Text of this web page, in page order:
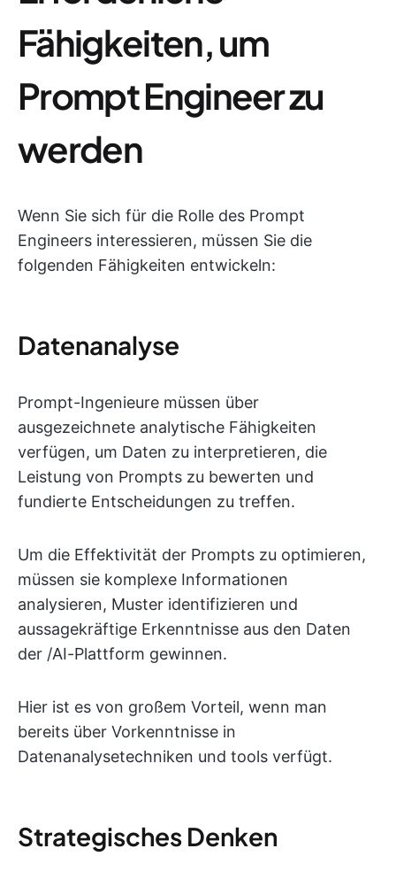
Fähigkeiten, um
Prompt Engineer zu
werden
Wenn Sie sich für die Rolle des Prompt
Engineers interessieren, müssen Sie die
folgenden Fähigkeiten entwickeln:
Datenanalyse
Prompt-Ingenieure müssen über
ausgezeichnete analytische Fähigkeiten
verfügen, um Daten zu interpretieren, die
Leistung von Prompts zu bewerten und
fundierte Entscheidungen zu treffen.
Um die Effektivität der Prompts zu optimieren,
müssen sie komplexe Informationen
analysieren, Muster identifizieren und
aussagekräftige Erkenntnisse aus den Daten
der /AI-Plattform gewinnen.
Hier ist es von großem Vorteil, wenn man
bereits über Vorkenntnisse in
Datenanalysetechniken und tools verfügt.
Strategisches Denken